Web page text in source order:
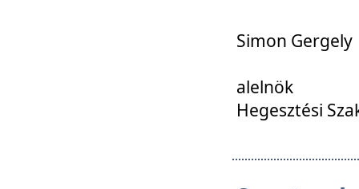
Simon Gergely
alelnök
Hegesztési